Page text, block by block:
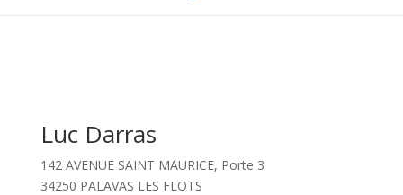
Luc Darras
142 AVENUE SAINT MAURICE, Porte 3
34250 PALAVAS LES FLOTS